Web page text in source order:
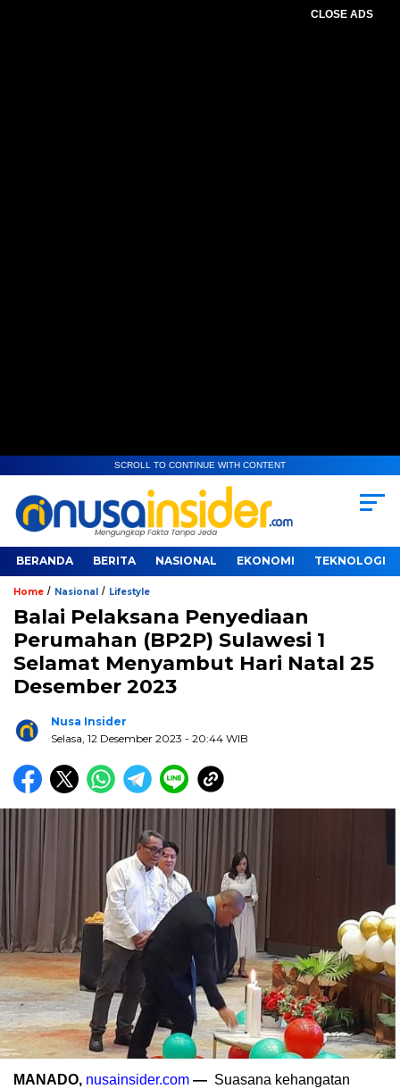
CLOSE ADS
SCROLL TO CONTINUE WITH CONTENT
BERANDA BERITA NASIONAL EKONOMI TEKNOLOGI
Home / Nasional / Lifestyle
Balai Pelaksana Penyediaan
Perumahan (BP2P) Sulawesi 1
Selamat Menyambut Hari Natal 25
Desember 2023
Nusa Insider
Selasa, 12 Desember 2023 - 20:44 WIB
MANADO, nusainsider.com — Suasana kehangatan